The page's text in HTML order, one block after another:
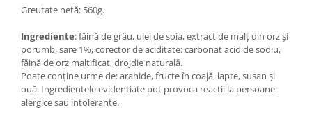
Greutate netă: 560g.
Ingrediente: făină de grâu, ulei de soia, extract de malț din orz și
porumb, sare 1%, corector de aciditate: carbonat acid de sodiu,
făină de orz malțificat, drojdie naturală.
Poate conține urme de: arahide, fructe în coajă, lapte, susan și
ouă. Ingredientele evidentiate pot provoca reactii la persoane
alergice sau intolerante.